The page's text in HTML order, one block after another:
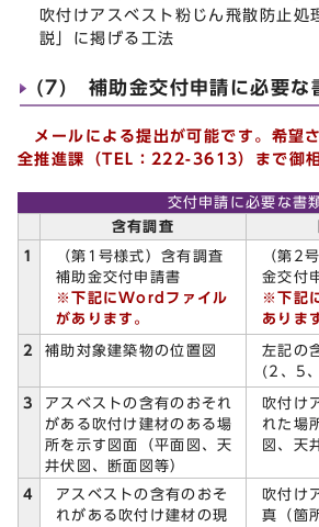
吹付けアスベスト粉じん飛散防止処
説」に掲げる工法
(7) 補助金交付申請に必要な
メールによる提出が可能です。希望
全推進課（TEL：222-3613）まで御相
交付申請に必要な書
含有調査
1
（第1号様式）含有調査
補助金交付申請書
※下記にWordファイル
があります。
（第2
金交付
※下記
ありま
2 補助対象建築物の位置図
左記の
(2、5
3
アスベストの含有のおそれ
がある吹付け建材のある場
所を示す図面（平面図、天
井伏図、断面図等）
吹付け
れた場
図、天
4
アスベストの含有のおそ
れがある吹付け建材の現
吹付け
真（箇